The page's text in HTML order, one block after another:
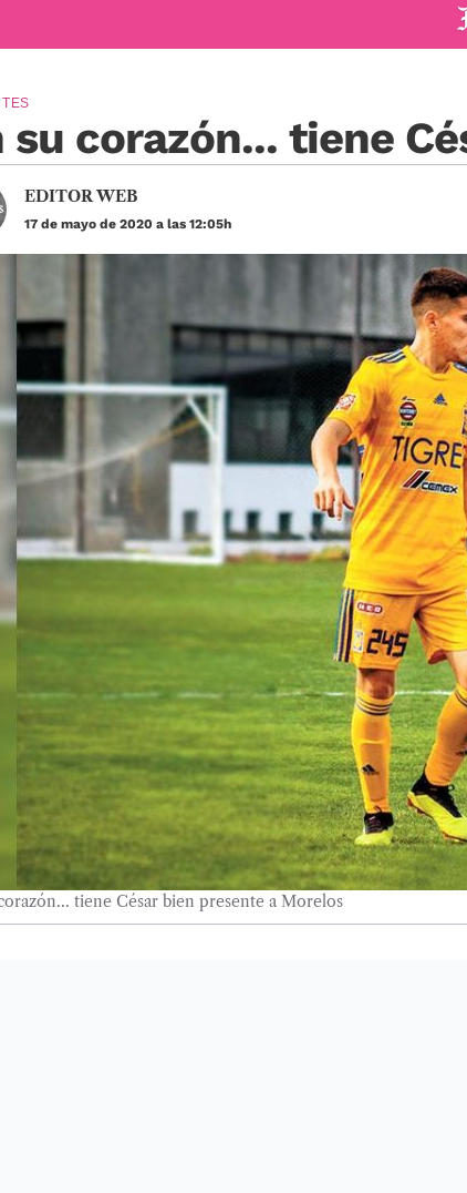
su corazón... tiene
EDITOR WEB
17 de mayo de 2020 a las 12:05h
tiene César bien presente a Morelos